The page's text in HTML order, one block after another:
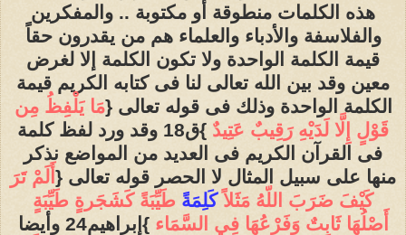
هذه الكلمات منطوقة أو مكتوبة .. والمفكرين
والفلاسفة والأدباء والعلماء هم من يقدرون حقاً
قيمة الكلمة الواحدة ولا تكون الكلمة إلا لغرض
معين وقد بين الله تعالى لنا فى كتابه الكريم قيمة
الكلمة الواحدة وذلك فى قوله تعالى {مَا يَلْفِظُ مِن
قَوْلٍ إِلَّا لَدَيْهِ رَقِيبٌ عَتِيدٌ
}ق18 وقد ورد لفظ كلمة
فى القرآن الكريم فى العديد من المواضع نذكر
منها على سبيل المثال لا الحصر قوله تعالى { أَلَمْ تَرَ
كَيْفَ ضَرَبَ اللّهُ مَثَلاًكَلِمَةً طَيِّبَةً كَشَجَرةٍ طَيِّبَةٍ
أَصْلُهَا ثَابِتٌ وَفَرْعُهَا فِي السَّمَاء
}إبراهيم24 وأيضا